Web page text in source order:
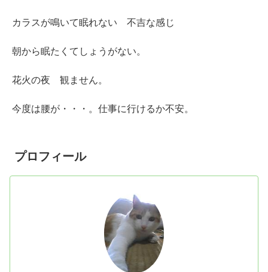
カラスが鳴いて眠れない 不吉な感じ
朝から眠たくてしょうがない。
花火の夜 観ません。
今度は腰が・・・。仕事に行けるか不安。
プロフィール